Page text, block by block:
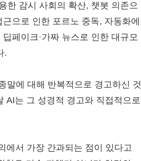
한 감시 사회의 확산, 챗봇 의존으
으로 인한 포르노 중독, 자동화에
페이크·가짜 뉴스로 인한 대규모
.
말에 대해 반복적으로 경고하신 것
AI는 그 성경적 경고와 직접적으로
에서 가장 간과되는 점이 있다고